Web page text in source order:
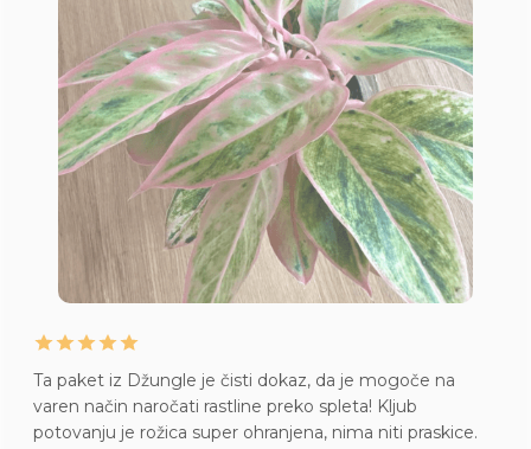
Ta paket iz Džungle je čisti dokaz, da je mogoče na
varen način naročati rastline preko spleta! Kljub
potovanju je rožica super ohranjena, nima niti praskice.